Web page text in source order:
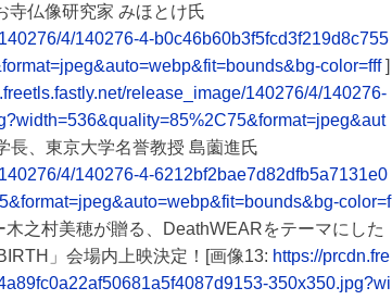
仏像研究家 みほとけ氏
4/140276-4-b0c46b60b3f5fcd3f219d8c755
color=fff]
release_image/140276/4/140276-
長、東京大学名誉教授 島薗進氏
4/140276-4-6212bf2bae7d82dfb5a7131e0
color=f
之村美穂が贈る、DeathWEARをテーマにした
」会場内上映決定！[画像13: https://prcdn.fre
350x350.jpg?wi